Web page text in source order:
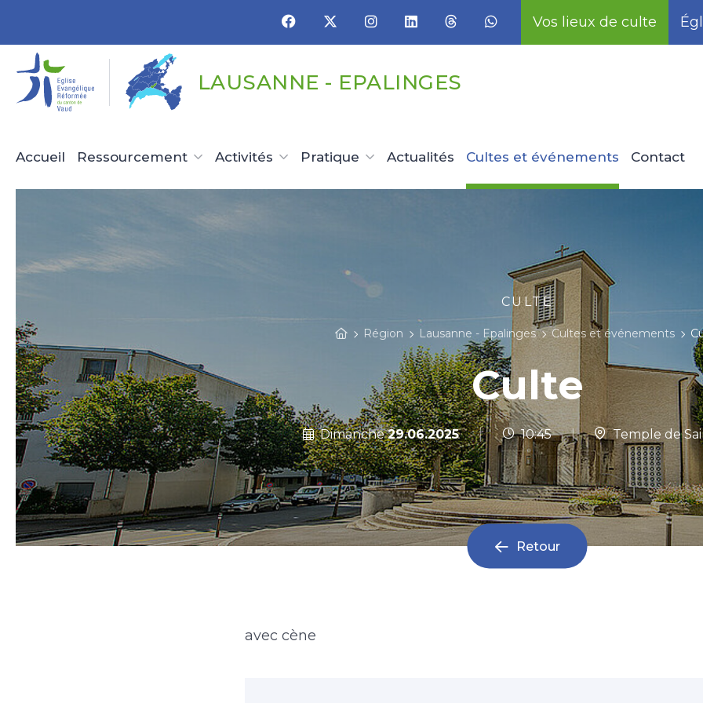
Vos lieux de culte
LAUSANNE - EPALINGES
Accueil Ressourcement Activités Pratique Actualités Cultes et événements Contact
CULTE
Région Lausanne - Epalinges Cultes et événements
Culte
Dimanche29.06.2025 | 10:45 | Temple de
Retour
avec cène